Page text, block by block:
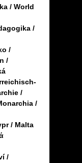
/ World
/
/
/
/
/
/ Malta
/